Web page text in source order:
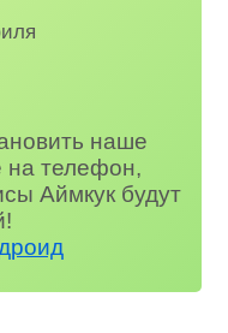
наше
на телефон,
Аймкук будут